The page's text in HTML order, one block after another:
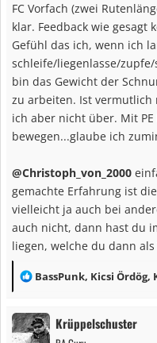
FC Vorfach (zwei
klar. Feedback wie gesagt
Gefühl das ich, wenn ich
schleife/liegenlasse/
bin das Gewicht der
zu arbeiten. Ist vermutlich
ich aber nicht über. Mit
bewegen...glaube ich
@Christoph_von_2000
gemachte Erfahrung ist
vielleicht ja auch bei
auch nicht, dann hast du
liegen, welche du dann
R
a
k
BassPunk, Kicsi Ördög,
Krüppelschuster